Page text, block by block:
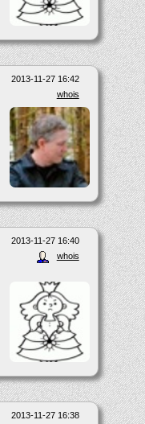
2013-11-27 16:42
whois
2013-11-27 16:40
whois
2013-11-27 16:38